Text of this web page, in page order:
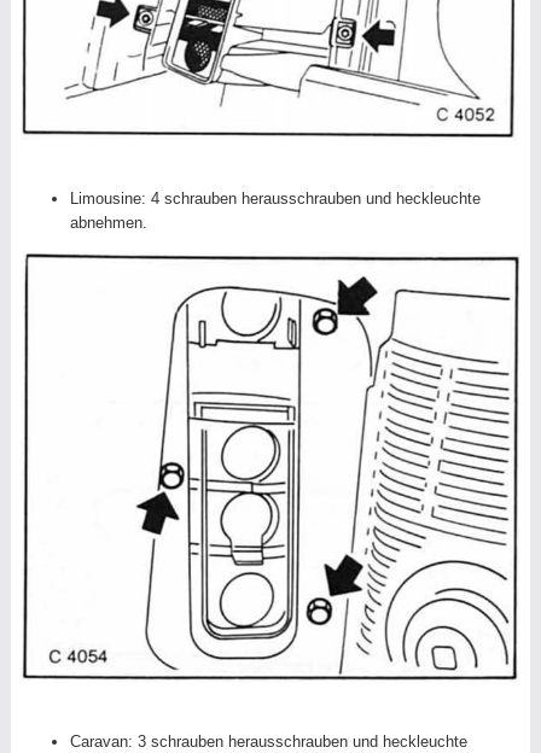
Limousine: 4 schrauben herausschrauben und heckleuchte
abnehmen.
Caravan: 3 schrauben herausschrauben und heckleuchte